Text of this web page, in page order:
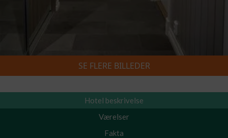
SE FLERE BILLEDER
Gammelseteråsen 74A
Hotel beskrivelse
Værelser
Fakta